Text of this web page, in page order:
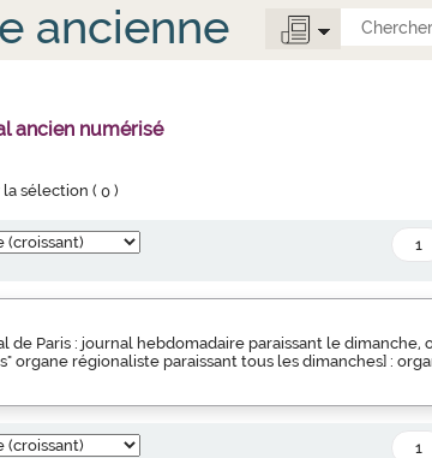
ancienne
ancien numérisé
la sélection (0 )
de Paris : journal hebdomadaire paraissant le
organe régionaliste paraissant tous les dimanches] :